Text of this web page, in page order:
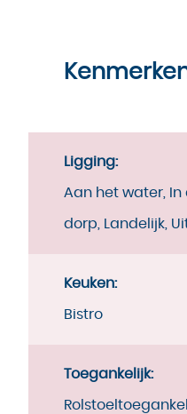
Ligging:
Aan het water, In
dorp, Landelijk,
Keuken:
Bistro
Toegankelijk: